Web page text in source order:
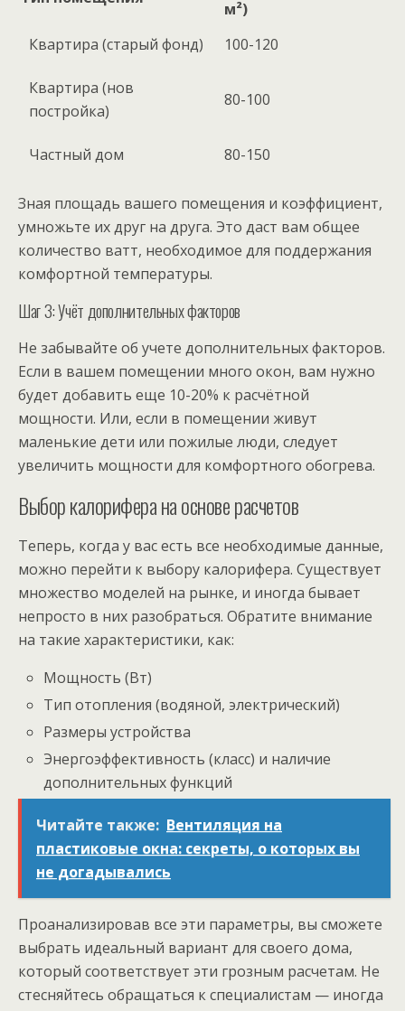
м²)
Квартира (старый фонд)
100-120
Квартира (нов
постройка)
80-100
Частный дом 80-150
Зная площадь вашего помещения и коэффициент,
умножьте их друг на друга. Это даст вам общее
количество ватт, необходимое для поддержания
комфортной температуры.
Шаг 3: Учёт дополнительных факторов
Не забывайте об учете дополнительных факторов.
Если в вашем помещении много окон, вам нужно
будет добавить еще 10-20% к расчётной
мощности. Или, если в помещении живут
маленькие дети или пожилые люди, следует
увеличить мощности для комфортного обогрева.
Выбор калорифера на основе расчетов
Теперь, когда у вас есть все необходимые данные,
можно перейти к выбору калорифера. Существует
множество моделей на рынке, и иногда бывает
непросто в них разобраться. Обратите внимание
на такие характеристики, как:
Мощность (Вт)
Тип отопления (водяной, электрический)
Размеры устройства
Энергоэффективность (класс) и наличие
дополнительных функций
Читайте также: Вентиляция на
пластиковые окна: секреты, о которых вы
не догадывались
Проанализировав все эти параметры, вы сможете
выбрать идеальный вариант для своего дома,
который соответствует эти грозным расчетам. Не
стесняйтесь обращаться к специалистам — иногда